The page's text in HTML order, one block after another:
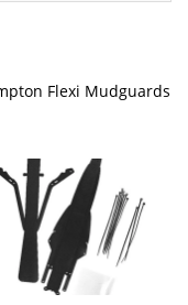
Flexi Mudguards